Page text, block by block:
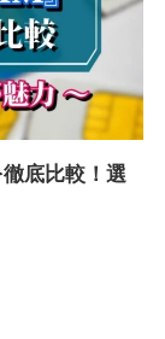
徹底比較！選